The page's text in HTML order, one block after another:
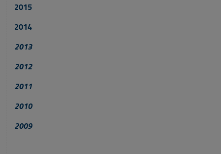
2015
2014
2013
2012
2011
2010
2009